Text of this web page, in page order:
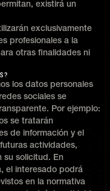
existirá un
exclusivamente
profesionales a la
otras finalidades ni
los datos personales
sociales se
Por ejemplo:
se tratarán
de información y el
actividades,
su solicitud. En
el interesado podrá
en la normativa